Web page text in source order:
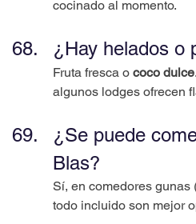
cocinado al momento.
¿Hay helados o
Fruta fresca o coco dulce
algunos lodges ofrecen
¿Se puede
Blas?
Sí, en comedores gunas
todo incluido son mejor